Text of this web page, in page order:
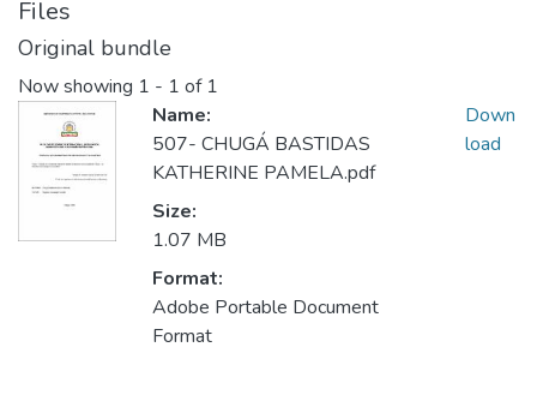
Files
Original bundle
Now showing 1 - 1 of 1
Name:
507- CHUGÁ BASTIDAS
KATHERINE PAMELA.pdf
Size:
1.07 MB
Format:
Adobe Portable Document
Format
Down
load